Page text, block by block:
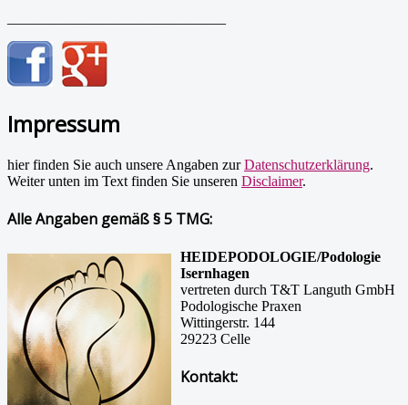
Impressum
hier finden Sie auch unsere Angaben zurDatenschutzerklärung.
Weiter unten im Text finden Sie unseren Disclaimer.
Alle Angaben gemäß § 5 TMG:
HEIDEPODOLOGIE/Podologie
Isernhagen
vertreten durch T&T Languth GmbH
Podologische Praxen
Wittingerstr. 144
29223 Celle
Kontakt: